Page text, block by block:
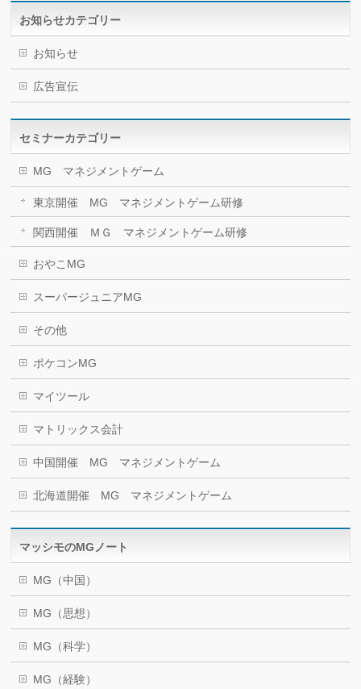
お知らせカテゴリー
お知らせ
広告宣伝
セミナーカテゴリー
MG マネジメントゲーム
東京開催 MG マネジメントゲーム研修
関西開催 ＭＧ マネジメントゲーム研修
おやこMG
スーパージュニアMG
その他
ポケコンMG
マイツール
マトリックス会計
中国開催 MG マネジメントゲーム
北海道開催 MG マネジメントゲーム
マッシモのMGノート
MG（中国）
MG（思想）
MG（科学）
MG（経験）